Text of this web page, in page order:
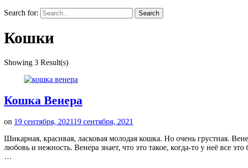
Search for:
Кошки
Showing 3 Result(s)
Кошка Венера
on 19 сентября, 202119 сентября, 2021
Шикарная, красивая, ласковая молодая кошка. Но очень грустная.
любовь и нежность. Венера знает, что это такое, когда-то у неё все
…